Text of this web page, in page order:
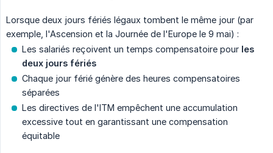
Lorsque deux jours fériés légaux tombent le même jour (par
exemple, l'Ascension et la Journée de l'Europe le 9 mai) :
Les salariés reçoivent un temps compensatoire pour les
deux jours fériés
Chaque jour férié génère des heures compensatoires
séparées
Les directives de l'ITM empêchent une accumulation
excessive tout en garantissant une compensation
équitable